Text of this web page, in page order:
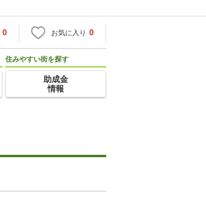
0 お気に入り 0
住みやすい街を探す
助成金
情報